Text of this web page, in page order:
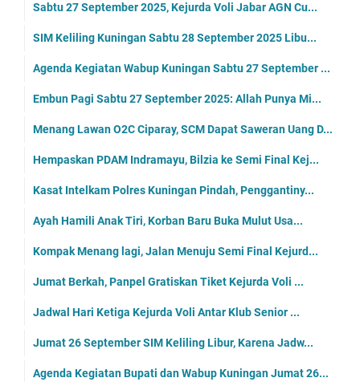
Sabtu 27 September 2025, Kejurda Voli Jabar AGN Cu...
SIM Keliling Kuningan Sabtu 28 September 2025 Libu...
Agenda Kegiatan Wabup Kuningan Sabtu 27 September ...
Embun Pagi Sabtu 27 September 2025: Allah Punya Mi...
Menang Lawan O2C Ciparay, SCM Dapat Saweran Uang D...
Hempaskan PDAM Indramayu, Bilzia ke Semi Final Kej...
Kasat Intelkam Polres Kuningan Pindah, Penggantiny...
Ayah Hamili Anak Tiri, Korban Baru Buka Mulut Usa...
Kompak Menang lagi, Jalan Menuju Semi Final Kejurd...
Jumat Berkah, Panpel Gratiskan Tiket Kejurda Voli ...
Jadwal Hari Ketiga Kejurda Voli Antar Klub Senior ...
Jumat 26 September SIM Keliling Libur, Karena Jadw...
Agenda Kegiatan Bupati dan Wabup Kuningan Jumat 26...